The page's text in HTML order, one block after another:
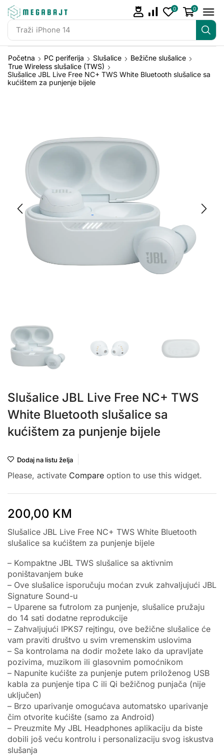
Traži JBL Go 2
0 0
Početna PC periferija Slušalice
Bežične slušalice
True Wireless slušalice (TWS)
Slušalice JBL Live Free NC+ TWS White Bluetooth slušalice sa
kućištem za punjenje bijele
Slušalice JBL Live Free NC+ TWS
White Bluetooth slušalice sa
kućištem za punjenje bijele
Dodaj na listu želja
Please, activate Compare option to use this widget.
200,00 KM
Slušalice JBL Live Free NC+ TWS White Bluetooth
slušalice sa kućištem za punjenje bijele
– Kompaktne JBL TWS slušalice sa aktivnim
poništavanjem buke
– Ove slušalice isporučuju moćan zvuk zahvaljujući JBL
Signature Sound-u
– Uparene sa futrolom za punjenje, slušalice pružaju
do 14 sati dodatne reprodukcije
– Zahvaljujući IPKS7 rejtingu, ove bežične slušalice će
vam praviti društvo u svim vremenskim uslovima
– Sa kontrolama na dodir možete lako da upravljate
pozivima, muzikom ili glasovnim pomoćnikom
– Napunite kućište za punjenje putem priloženog USB
kabla za punjenje tipa C ili Qi bežičnog punjača (nije
uključen)
– Brzo uparivanje omogućava automatsko uparivanje
čim otvorite kućište (samo za Android)
– Preuzmite My JBL Headphones aplikaciju da biste
dobili još veću kontrolu i personalizaciju svog iskustva
slušanja